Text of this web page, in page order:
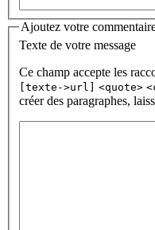
Ajoutez votre
Texte de votre message
Ce champ accepte les
[texte->url]
<quote>
créer des paragraphes,